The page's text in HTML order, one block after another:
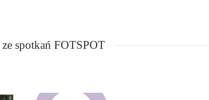
spotkań FOTSPOT